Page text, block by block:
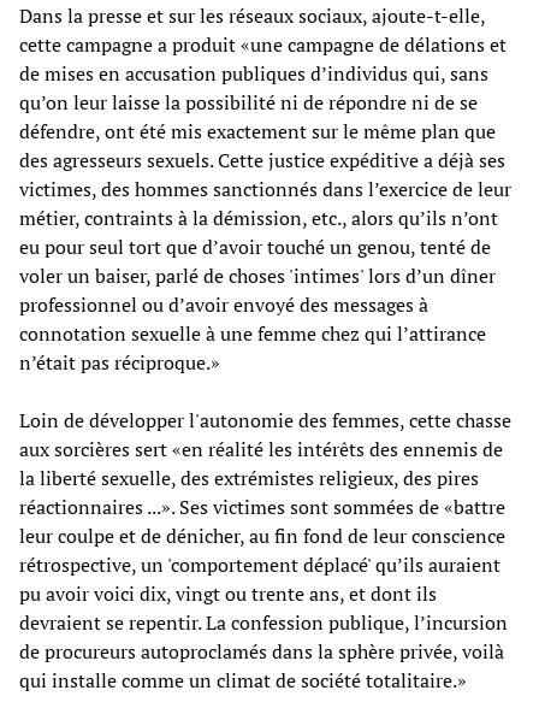
Dans la presse et sur les réseaux sociaux, ajoute-t-elle,
cette campagne a produit «une campagne de délations et
de mises en accusation publiques d’individus qui, sans
qu’on leur laisse la possibilité ni de répondre ni de se
défendre, ont été mis exactement sur le même plan que
des agresseurs sexuels. Cette justice expéditive a déjà ses
victimes, des hommes sanctionnés dans l’exercice de leur
métier, contraints à la démission, etc., alors qu’ils n’ont
eu pour seul tort que d’avoir touché un genou, tenté de
voler un baiser, parlé de choses 'intimes' lors d’un dîner
professionnel ou d’avoir envoyé des messages à
connotation sexuelle à une femme chez qui l’attirance
n’était pas réciproque.»
Loin de développer l'autonomie des femmes, cette chasse
aux sorcières sert «en réalité les intérêts des ennemis de
la liberté sexuelle, des extrémistes religieux, des pires
réactionnaires ...». Ses victimes sont sommées de «battre
leur coulpe et de dénicher, au fin fond de leur conscience
rétrospective, un 'comportement déplacé' qu’ils auraient
pu avoir voici dix, vingt ou trente ans, et dont ils
devraient se repentir. La confession publique, l’incursion
de procureurs autoproclamés dans la sphère privée, voilà
qui installe comme un climat de société totalitaire.»